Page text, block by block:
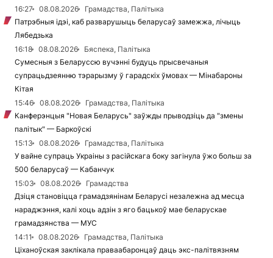
16:27
08.08.2026
Грамадства, Палітыка
Патрэбныя ідэі, каб разварушыць беларусаў замежжа, лічыць
Лябедзька
16:18
08.08.2026
Бяспека, Палітыка
Сумесныя з Беларуссю вучэнні будуць прысвечаныя
супрацьдзеянню тэрарызму ў гарадскіх ўмовах — Мінабароны
Кітая
15:46
08.08.2026
Грамадства, Палітыка
Канферэнцыя "Новая Беларусь" заўжды прыводзіць да "змены
палітык" — Баркоўскі
15:13
08.08.2026
Грамадства, Палітыка
У вайне супраць Украіны з расійскага боку загінула ўжо больш за
500 беларусаў — Кабанчук
15:03
08.08.2026
Грамадства
Дзіця становіцца грамадзянінам Беларусі незалежна ад месца
нараджэння, калі хоць адзін з яго бацькоў мае беларускае
грамадзянства — МУС
14:11
08.08.2026
Грамадства, Палітыка
Ціханоўская заклікала праваабаронцаў даць экс-палітвязням